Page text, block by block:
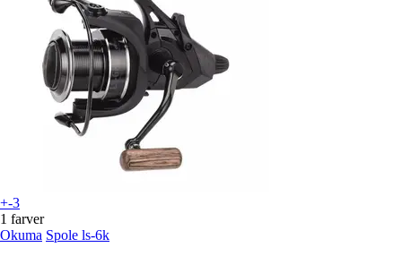
+-3
1 farver
Okuma Spole ls-6k